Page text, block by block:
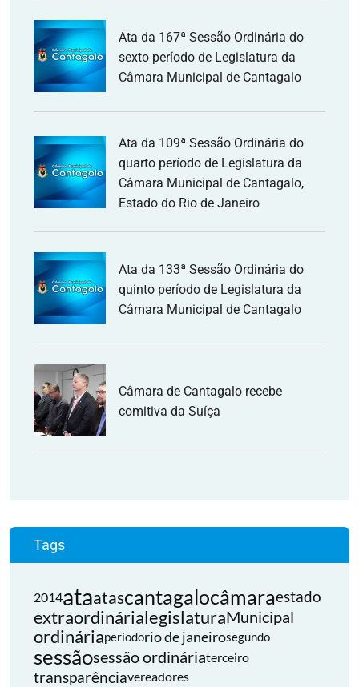
Ata da 167ª Sessão Ordinária do
sexto período de Legislatura da
Câmara Municipal de Cantagalo
Ata da 109ª Sessão Ordinária do
quarto período de Legislatura da
Câmara Municipal de Cantagalo,
Estado do Rio de Janeiro
Ata da 133ª Sessão Ordinária do
quinto período de Legislatura da
Câmara Municipal de Cantagalo
Câmara de Cantagalo recebe
comitiva da Suíça
Tags
2014ataatascantagalocâmaraestado
extraordinárialegislaturaMunicipal
ordináriaperíodorio de janeirosegundo
sessãosessão ordináriaterceiro
transparênciavereadores